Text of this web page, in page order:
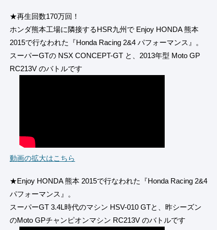
★再生回数170万回！
ホンダ熊本工場に隣接するHSR九州で Enjoy HONDA 熊本
2015で行なわれた『Honda Racing 2&4 パフォーマンス』。
スーパーGTの NSX CONCEPT-GT と、2013年型 Moto GP
RC213V のバトルです
動画の拡大はこちら
★Enjoy HONDA 熊本 2015で行なわれた『Honda Racing 2&4
パフォーマンス』。
スーパーGT 3.4L時代のマシン HSV-010 GTと、昨シーズン
のMoto GPチャンピオンマシン RC213V のバトルです